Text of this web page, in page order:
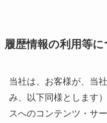
履歴情報の利用等に
当社は、お客様が、当
み、以下同様とします
スへのコンテンツ・サ